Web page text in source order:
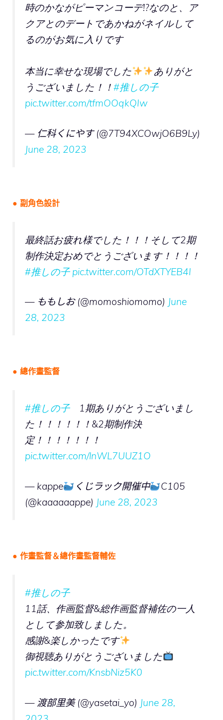
時のかながピーマンコーデ!?なのと、ア
クアとのデートであかねがネイルして
るのがお気に入りです
本当に幸せな現場でした
ありがと
うございました！！ #推しの子
pic.twitter.com/tfmOOqkQIw
— 仁科くにやす (@7T94XCOwjO6B9Ly)
June 28, 2023
● 副角色設計
最終話お疲れ様でした！！！そして2期
制作決定おめでとうございます！！！！
#推しの子 pic.twitter.com/OTdXTYEB4I
— ももしお (@momoshiomomo) June
28, 2023
● 總作畫監督
#推しの子1期ありがとうございまし
た！！！！！！&2期制作決
定！！！！！！！
pic.twitter.com/lnWL7UUZ1O
— kappe くじラック開催中
C105
(@kaaaaaappe) June 28, 2023
● 作畫監督＆總作畫監督輔佐
#推しの子
11話、作画監督&総作画監督補佐の一人
として参加致しました。
感謝&楽しかったです
御視聴ありがとうございました
pic.twitter.com/KnsbNiz5K0
— 渡部里美 (@yasetai_yo) June 28,